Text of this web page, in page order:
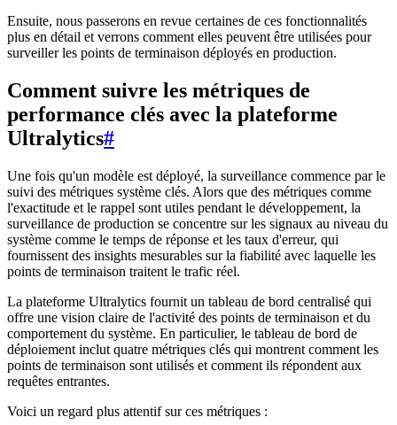
Ensuite, nous passerons en revue certaines de ces fonctionnalités
plus en détail et verrons comment elles peuvent être utilisées pour
surveiller les points de terminaison déployés en production.
Comment suivre les métriques de
performance clés avec la plateforme
Ultralytics#
Une fois qu'un modèle est déployé, la surveillance commence par le
suivi des métriques système clés. Alors que des métriques comme
l'exactitude et le rappel sont utiles pendant le développement, la
surveillance de production se concentre sur les signaux au niveau du
système comme le temps de réponse et les taux d'erreur, qui
fournissent des insights mesurables sur la fiabilité avec laquelle les
points de terminaison traitent le trafic réel.
La plateforme Ultralytics fournit un tableau de bord centralisé qui
offre une vision claire de l'activité des points de terminaison et du
comportement du système. En particulier, le tableau de bord de
déploiement inclut quatre métriques clés qui montrent comment les
points de terminaison sont utilisés et comment ils répondent aux
requêtes entrantes.
Voici un regard plus attentif sur ces métriques :